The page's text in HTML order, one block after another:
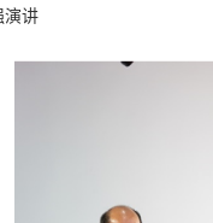
演讲